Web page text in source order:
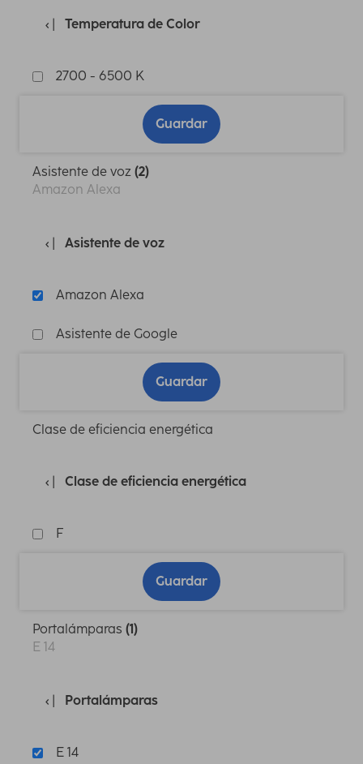
Temperatura de Color
2700 - 6500 K
Guardar
Asistente de voz (2)
Amazon Alexa
Asistente de voz
Amazon Alexa
Asistente de Google
Guardar
Clase de eficiencia energética
Clase de eficiencia energética
F
Guardar
Portalámparas (1)
E 14
Portalámparas
E 14